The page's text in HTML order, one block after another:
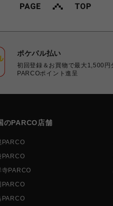
ポケパル払い
初回登録＆お買物で最大1,500円
PARCOポイント進呈
のPARCO店舗
PARCO
PARCO
寺PARCO
PARCO
PARCO